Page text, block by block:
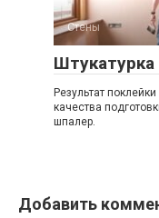
Стены
Результат
качества
шпалер.
Добавить